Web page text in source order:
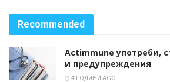
Recommended
Actimmune употреби,
и предупреждения
4 ГОДИНИ AGO